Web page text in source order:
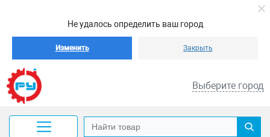
Не удалось определить ваш город
Изменить Закрыть
Выберите город